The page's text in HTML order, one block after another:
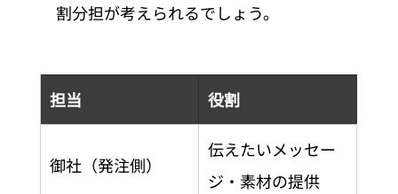
割分担が考えられるでしょう。
担当 役割
御社（発注側）
伝えたいメッセー
ジ・素材の提供